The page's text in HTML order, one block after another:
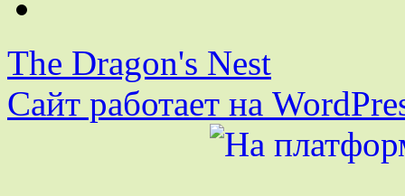
The Dragon's Nest
Сайт работает на